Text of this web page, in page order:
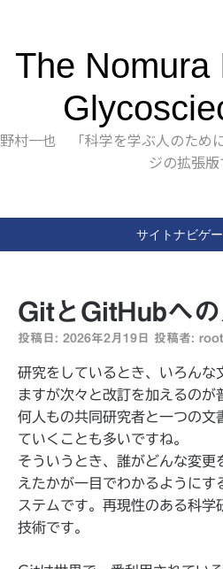
The Nomura
野村一也 「科学を学ぶ人のため
ジの拡張
サイトナビゲ
GitとGitHubへの
投稿日: 2026年2月19日 投稿者: root
研究をしているとき、いろんな
ますが次々と改訂を加えるのが
何人もの共同研究者と一つの文
ていくことも多いですね。
そういうとき、誰がどんな変更
えたかが一目でわかるようにす
ステムです。再現性のある科学
技術です。